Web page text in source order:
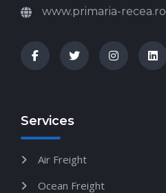
www.primaria-recea.ro
Services
Air Freight
Ocean Freight